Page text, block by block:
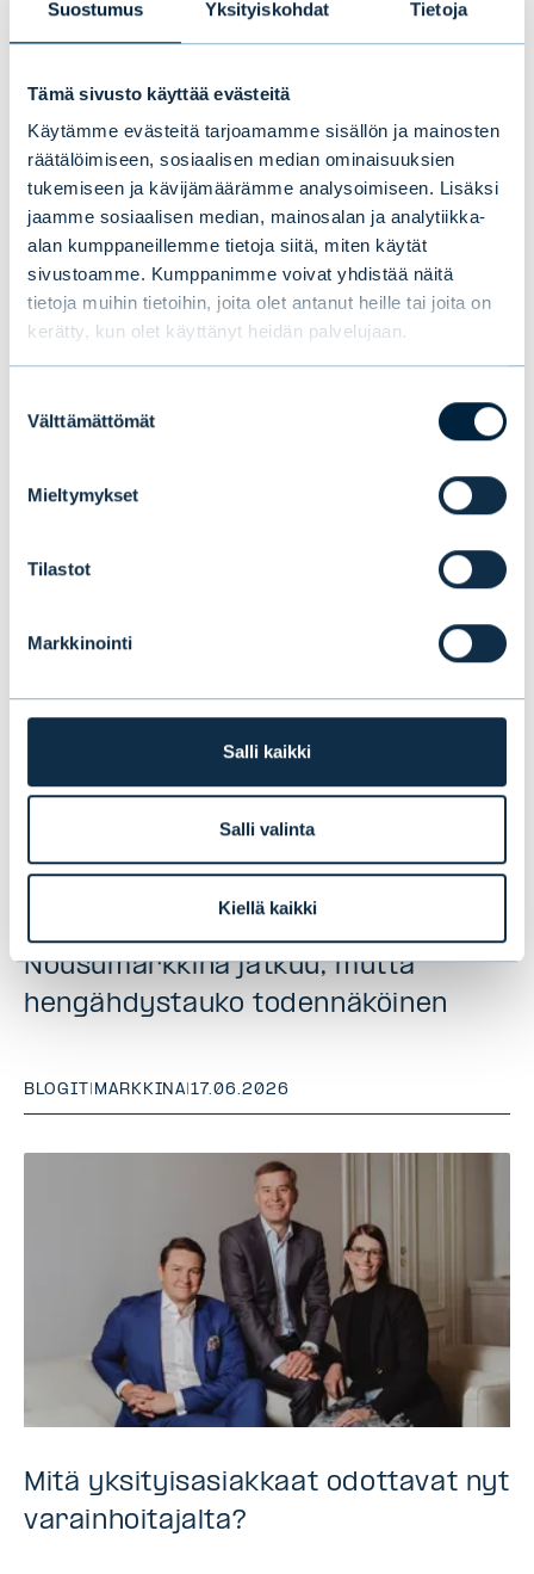
Suostumus Yksityiskohdat Tietoja
Tämä sivusto käyttää evästeitä
Käytämme evästeitä tarjoamamme sisällön ja mainosten
räätälöimiseen, sosiaalisen median ominaisuuksien
tukemiseen ja kävijämäärämme analysoimiseen. Lisäksi
jaamme sosiaalisen median, mainosalan ja analytiikka-
alan kumppaneillemme tietoja siitä, miten käytät
sivustoamme. Kumppanimme voivat yhdistää näitä
tietoja muihin tietoihin, joita olet antanut heille tai joita on
kerätty, kun olet käyttänyt heidän palvelujaan.
valinta
Välttämättömät
Mieltymykset
Tilastot
Markkinointi
Salli kaikki
Salli valinta
Kiellä kaikki
yhtiöstä, kysynnän kasvulla on positiivinen
vaikutus hintaan.
Markku Järvinen, pääanalyytikko, Evli
Research
Tämä saattaa myös
Nousumarkkina jatkuu, mutta
hengähdystauko todennäköinen
BLOGIT | MARKKINA|17.06.2026
Mitä yksityisasiakkaat odottavat nyt
varainhoitajalta?